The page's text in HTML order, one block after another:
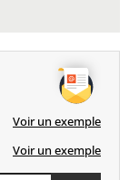
Voir un exemple
Voir un exemple